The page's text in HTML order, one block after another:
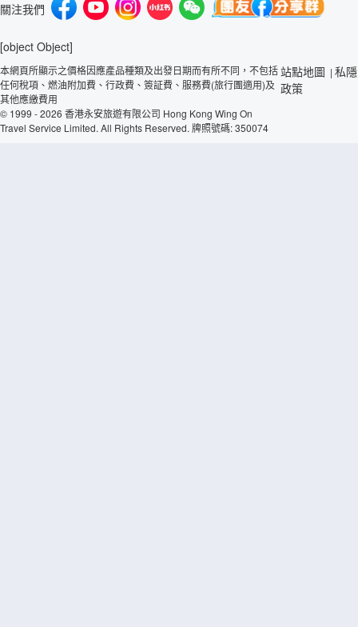
關注我們
[object Object]
本網頁所顯示之價格因應產品種類及出發日期而有所不同，不包括
任何稅項、燃油附加費、行政費、簽証費、服務費(旅行團適用)及
其他應繳費用
© 1999 - 2026 香港永安旅遊有限公司 Hong Kong Wing On
Travel Service Limited. All Rights Reserved. 牌照號碼: 350074
站點地圖 | 私隱
政策